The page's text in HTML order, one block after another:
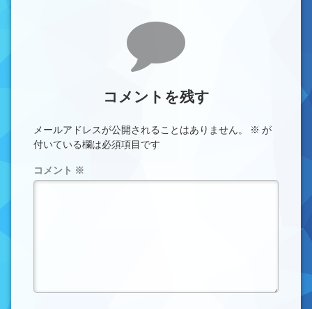
コメントを残す
メールアドレスが公開されることはありません。 ※ が
付いている欄は必須項目です
コメント ※